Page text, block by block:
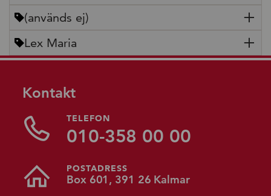
(används ej)
Lex Maria
Kontakt
TELEFON
010-358 00 00
POSTADRESS
Box 601, 391 26 Kalmar